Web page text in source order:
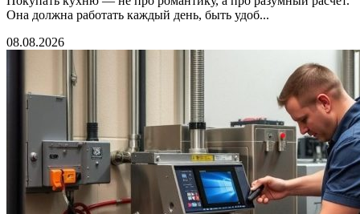
Она должна работать каждый день, быть удоб...
08.08.2026